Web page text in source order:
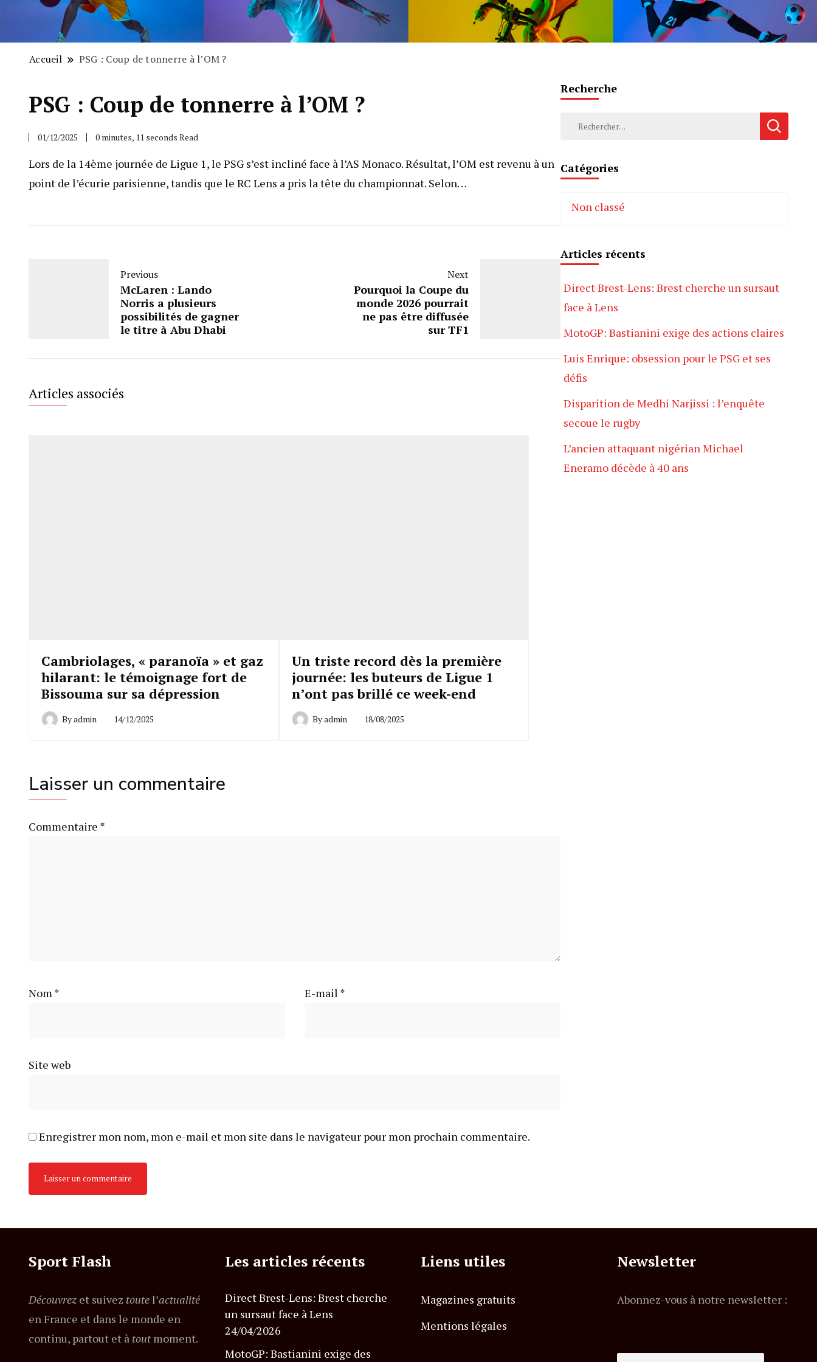
Accueil PSG : Coup de tonnerre à l’OM ?
PSG : Coup de tonnerre à l’OM ?
01/12/2025 0 minutes, 11 seconds Read
Lors de la 14ème journée de Ligue 1, le PSG s’est incliné face à l’AS Monaco. Résultat, l’OM est revenu à un
point de l’écurie parisienne, tandis que le RC Lens a pris la tête du championnat. Selon…
Previous
McLaren : Lando
Norris a plusieurs
possibilités de gagner
le titre à Abu Dhabi
Next
Pourquoi la Coupe du
monde 2026 pourrait
ne pas être diffusée
sur TF1
Articles associés
Cambriolages, « paranoïa » et gaz
hilarant: le témoignage fort de
Bissouma sur sa dépression
Byadmin 14/12/2025
Un triste record dès la première
journée: les buteurs de Ligue 1
n’ont pas brillé ce week-end
Byadmin 18/08/2025
Laisser un commentaire
Commentaire *
Nom* E-mail *
Site web
Enregistrer mon nom, mon e-mail et mon site dans le navigateur pour mon prochain commentaire.
Recherche
Rechercher :
Catégories
Non classé
Articles récents
Direct Brest-Lens: Brest cherche un sursaut
face à Lens
MotoGP: Bastianini exige des actions claires
Luis Enrique: obsession pour le PSG et ses
défis
Disparition de Medhi Narjissi : l’enquête
secoue le rugby
L’ancien attaquant nigérian Michael
Eneramo décède à 40 ans
Sport Flash
Découvrez et suivez toutel’actualité
en France et dans le monde en
continu, partout et à toutmoment.
Les articles récents
Direct Brest-Lens: Brest cherche
un sursaut face à Lens
24/04/2026
MotoGP: Bastianini exige des
Liens utiles
Magazines gratuits
Mentions légales
Newsletter
Abonnez-vous à notre newsletter :